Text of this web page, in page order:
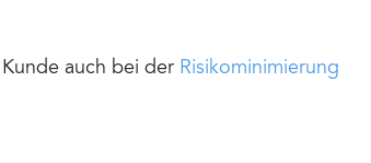
auch bei der Risikominimierung